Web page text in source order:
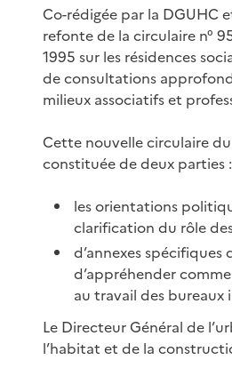
Co-rédigée par la DGUHC
refonte de la circulaire n°
1995 sur les résidences
de consultations
milieux associatifs et
Cette nouvelle circulaire
constituée de deux parties :
les orientations
clarification du rôle
d’annexes spécifiques
d’appréhender
au travail des bureaux
Le Directeur Général de
l’habitat et de la